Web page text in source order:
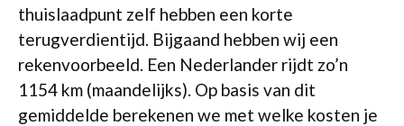
thuislaadpunt zelf hebben een korte
terugverdientijd. Bijgaand hebben wij een
rekenvoorbeeld. Een Nederlander rijdt zo’n
1154 km (maandelijks). Op basis van dit
gemiddelde berekenen we met welke kosten je